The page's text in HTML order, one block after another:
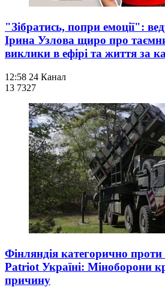
"Зібратись, попри емоції":
Ірина Узлова щиро про
виклики в ефірі та життя за
12:58 24 Канал
13 7327
Фінляндія категорично проти
Patriot Україні: Міноборони
причину